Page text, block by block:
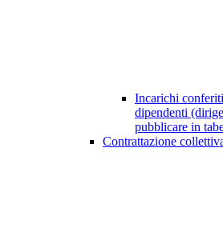
Incarichi
dipendenti
pubblicare in
Contrattazione